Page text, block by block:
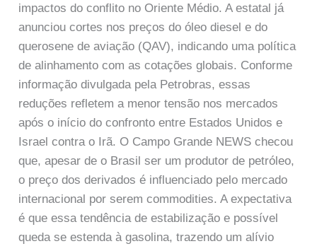
impactos do conflito no Oriente Médio. A estatal já
anunciou cortes nos preços do óleo diesel e do
querosene de aviação (QAV), indicando uma política
de alinhamento com as cotações globais. Conforme
informação divulgada pela Petrobras, essas
reduções refletem a menor tensão nos mercados
após o início do confronto entre Estados Unidos e
Israel contra o Irã. O Campo Grande NEWS checou
que, apesar de o Brasil ser um produtor de petróleo,
o preço dos derivados é influenciado pelo mercado
internacional por serem commodities. A expectativa
é que essa tendência de estabilização e possível
queda se estenda à gasolina, trazendo um alívio